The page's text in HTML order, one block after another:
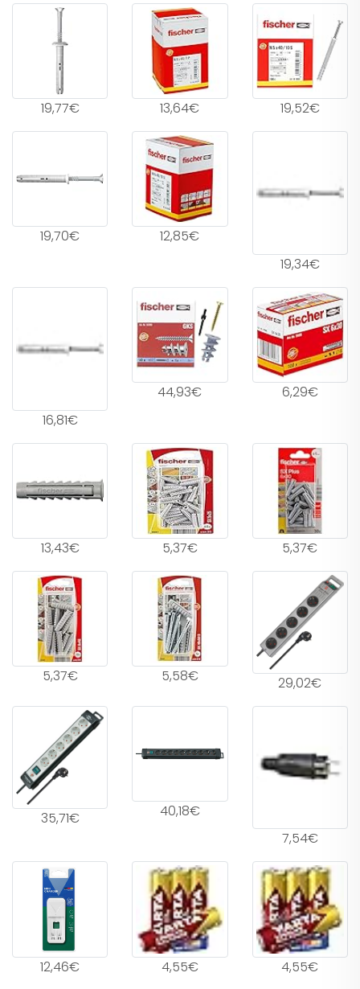
19,77€ 13,64€ 19,52€
19,70€
12,85€
19,34€
16,81€
44,93€ 6,29€
13,43€ 5,37€ 5,37€
5,37€ 5,58€ 29,02€
35,71€
40,18€
7,54€
12,46€ 4,55€ 4,55€